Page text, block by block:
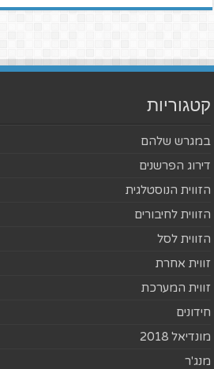
קטגוריות
במגרש שלהם
דירוג הפרשנים
הזווית הנוסטלגית
הזווית לחיבורים
הזווית לסל
זווית אחרת
זווית המערכת
חידונים
מונדיאל 2018
מנג'ר